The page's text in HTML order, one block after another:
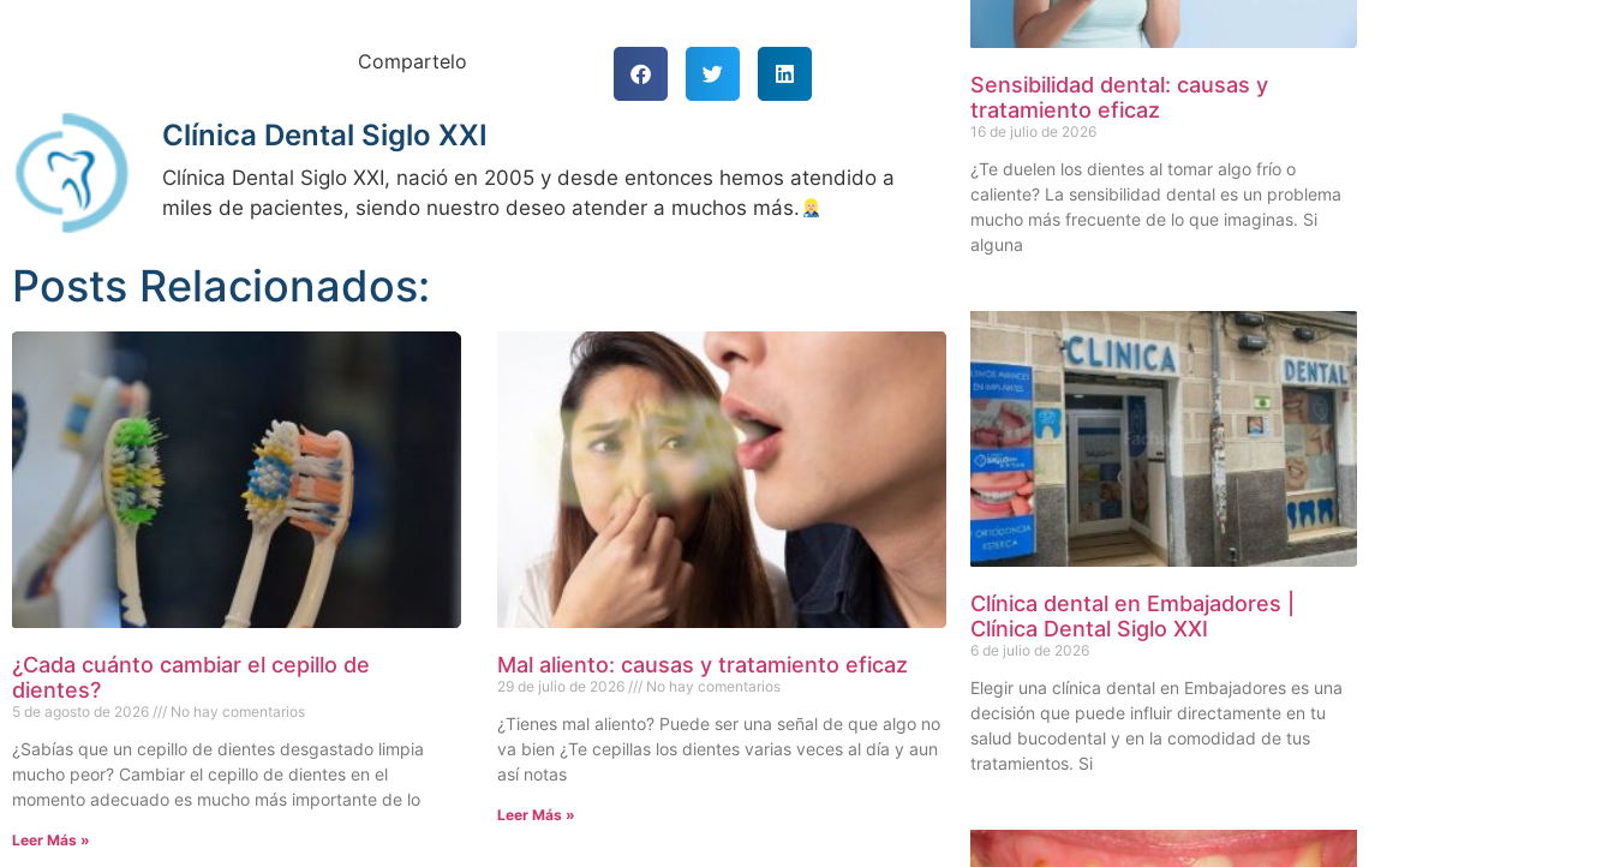
Compartelo
Clínica Dental Siglo XXI
Clínica Dental Siglo XXI, nació en 2005 y desde entonces hemos atendido a
miles de pacientes, siendo nuestro deseo atender a muchos más.
Posts Relacionados:
¿Cada cuánto cambiar el cepillo de
dientes?
5 de agosto de 2026 No hay comentarios
¿Sabías que un cepillo de dientes desgastado limpia
mucho peor? Cambiar el cepillo de dientes en el
momento adecuado es mucho más importante de lo
Leer Más »
Mal aliento: causas y tratamiento eficaz
29 de julio de 2026 No hay comentarios
¿Tienes mal aliento? Puede ser una señal de que algo no
va bien ¿Te cepillas los dientes varias veces al día y aun
así notas
Leer Más »
Sensibilidad dental: causas y
tratamiento eficaz
16 de julio de 2026
¿Te duelen los dientes al tomar algo frío o
caliente? La sensibilidad dental es un problema
mucho más frecuente de lo que imaginas. Si
alguna
Clínica dental en Embajadores |
Clínica Dental Siglo XXI
6 de julio de 2026
Elegir una clínica dental en Embajadores es una
decisión que puede influir directamente en tu
salud bucodental y en la comodidad de tus
tratamientos. Si